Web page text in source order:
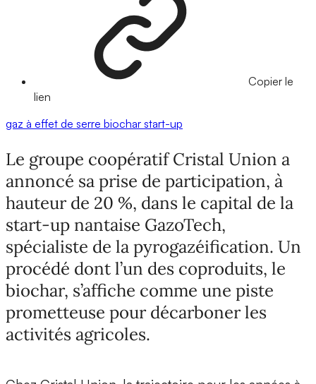
Copier le
lien
gaz à effet de serre biochar start-up
Le groupe coopératif Cristal Union a
annoncé sa prise de participation, à
hauteur de 20 %, dans le capital de la
start-up nantaise GazoTech,
spécialiste de la pyrogazéification. Un
procédé dont l’un des coproduits, le
biochar, s’affiche comme une piste
prometteuse pour décarboner les
activités agricoles.